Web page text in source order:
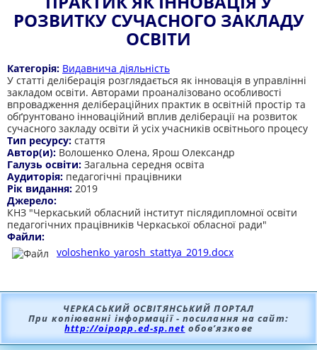
РОЗВИТКУ СУЧАСНОГО ЗАКЛАДУ
ОСВІТИ
Категорія: Видавнича діяльність
У статті деліберація розглядається як інновація в управлінні
закладом освіти. Авторами проаналізовано особливості
впровадження делібераційних практик в освітній простір та
обґрунтовано інноваційний вплив деліберації на розвиток
сучасного закладу освіти й усіх учасників освітнього процесу
Тип ресурсу: стаття
Автор(и): Волошенко Олена, Ярош Олександр
Галузь освіти: Загальна середня освіта
Аудиторія: педагогічні працівники
Рік видання: 2019
Джерело:
КНЗ "Черкаський обласний інститут післядипломної освіти
педагогічних працівників Черкаської обласної ради"
Файли:
voloshenko_yarosh_stattya_2019.docx
ЧЕРКАСЬКИЙ ОСВІТЯНСЬКИЙ ПОРТАЛ
При копіюванні інформації - посилання на сайт:
http://oipopp.ed-sp.net обов’язкове